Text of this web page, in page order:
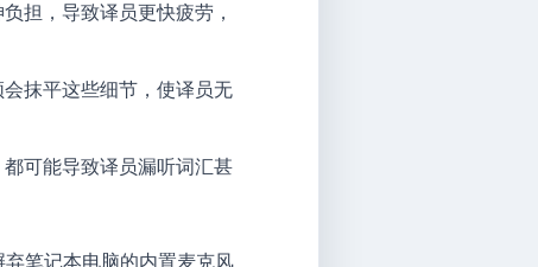
担，导致译员更快疲劳，
抹平这些细节，使译员无
可能导致译员漏听词汇甚
笔记本电脑的内置麦克风